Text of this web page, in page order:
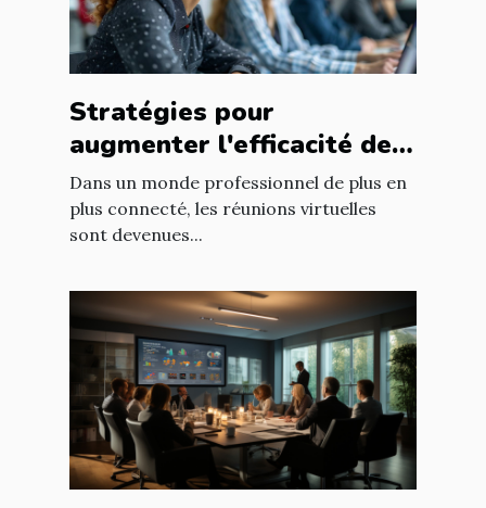
Stratégies pour
augmenter l'efficacité des
réunions virtuelles en
entreprise
Dans un monde professionnel de plus en
plus connecté, les réunions virtuelles
sont devenues...